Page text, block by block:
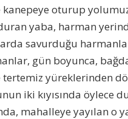
oturup
yaba, harman
savurduğu
gün boyunca,
tertemiz yüreklerinden
iki kıyısında
mahalleye yayılan o